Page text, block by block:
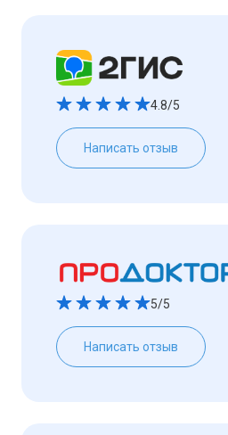
4.8/5
Написать отзыв
5/5
Написать отзыв